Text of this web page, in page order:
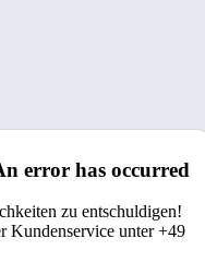
error has occurred
zu entschuldigen!
Kundenservice unter +49